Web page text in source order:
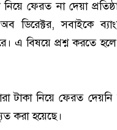
ফেরত না দেয়া
অব ডিরেক্টর, সবাইকে
এ বিষয়ে প্রশ্ন করতে
টাকা নিয়ে ফেরত দেয়নি
করা হয়েছে।